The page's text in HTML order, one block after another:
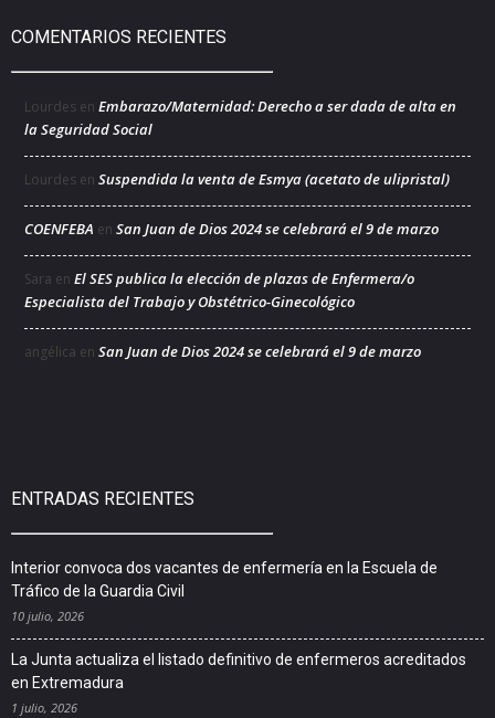
COMENTARIOS RECIENTES
Lourdes en Embarazo/Maternidad: Derecho a ser dada de alta en
la Seguridad Social
Lourdes en Suspendida la venta de Esmya (acetato de ulipristal)
COENFEBA en San Juan de Dios 2024 se celebrará el 9 de marzo
Sara en El SES publica la elección de plazas de Enfermera/o
Especialista del Trabajo y Obstétrico-Ginecológico
angélica en San Juan de Dios 2024 se celebrará el 9 de marzo
ENTRADAS RECIENTES
Interior convoca dos vacantes de enfermería en la Escuela de
Tráfico de la Guardia Civil
10 julio, 2026
La Junta actualiza el listado definitivo de enfermeros acreditados
en Extremadura
1 julio, 2026